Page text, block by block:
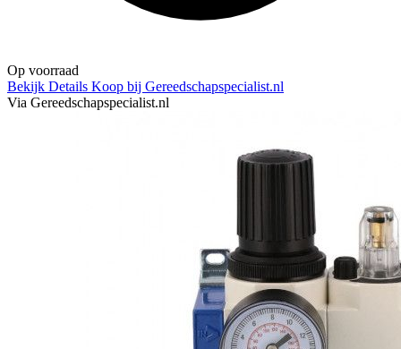
Op voorraad
Bekijk Details Koop bij Gereedschapspecialist.nl
Via Gereedschapspecialist.nl